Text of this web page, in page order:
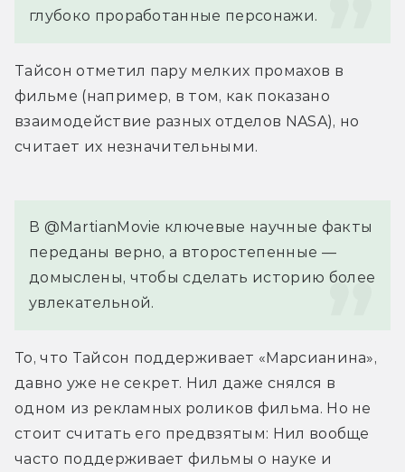
глубоко проработанные персонажи.
Тайсон отметил пару мелких промахов в
фильме (например, в том, как показано
взаимодействие разных отделов NASA), но
считает их незначительными.
В @MartianMovie ключевые научные факты
переданы верно, а второстепенные —
домыслены, чтобы сделать историю более
увлекательной.
То, что Тайсон поддерживает «Марсианина»,
давно уже не секрет. Нил даже снялся в
одном из рекламных роликов фильма. Но не
стоит считать его предвзятым: Нил вообще
часто поддерживает фильмы о науке и